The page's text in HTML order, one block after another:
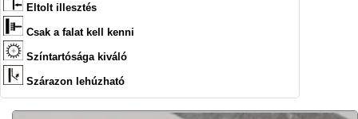
Eltolt illesztés
Csak a falat kell kenni
Színtartósága kiváló
Szárazon lehúzható